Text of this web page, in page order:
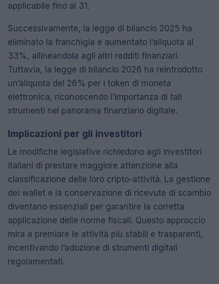
applicabile fino al 31.
Successivamente, la legge di bilancio 2025 ha
eliminato la franchigia e aumentato l’aliquota al
33%, allineandola agli altri redditi finanziari.
Tuttavia, la legge di bilancio 2026 ha reintrodotto
un’aliquota del 26% per i token di moneta
elettronica, riconoscendo l’importanza di tali
strumenti nel panorama finanziario digitale.
Implicazioni per gli investitori
Le modifiche legislative richiedono agli investitori
italiani di prestare maggiore attenzione alla
classificazione delle loro cripto-attività. La gestione
dei wallet e la conservazione di ricevute di scambio
diventano essenziali per garantire la corretta
applicazione delle norme fiscali. Questo approccio
mira a premiare le attività più stabili e trasparenti,
incentivando l’adozione di strumenti digitali
regolamentati.